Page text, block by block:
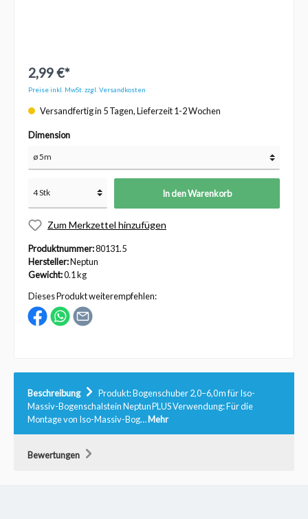
2,99 €*
Preise inkl. MwSt. zzgl. Versandkosten
Versandfertig in 5 Tagen, Lieferzeit 1-2 Wochen
Dimension
In den Warenkorb
Zum Merkzettel hinzufügen
Produktnummer:80131.5
Hersteller:Neptun
Gewicht:0.1 kg
Dieses Produkt weiterempfehlen:
Beschreibung
Produkt: Bogenschuber 2,0–6,0 m für Iso-
Massiv-Bogenschalstein Neptun PLUS Verwendung: Für die
Montage von Iso-Massiv-Bog…Mehr
Bewertungen